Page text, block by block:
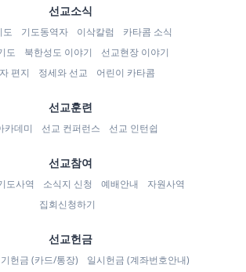
선교소식
도 기도동역자 이삭칼럼
카타콤 소식
도
북한성도 이야기
선교현장 이야기
편지
정세와 선교 어린이 카타콤
선교훈련
카데미 선교 컨퍼런스 선교 인턴쉽
선교참여
도사역 소식지 신청 예배안내
자원사역
집회신청하기
선교헌금
헌금 (카드/통장)
일시헌금 (계좌번호안내)